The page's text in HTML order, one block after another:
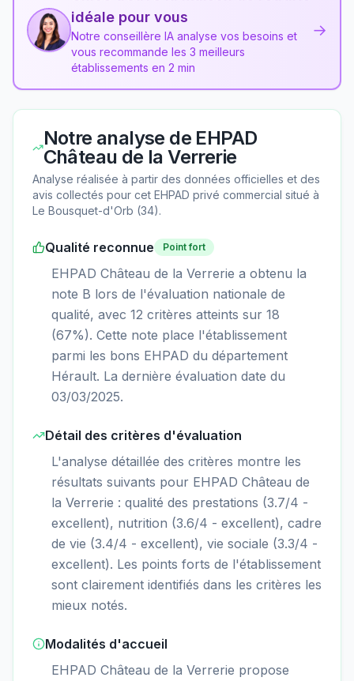
idéale pour vous
Notre conseillère IA analyse vos besoins et
vous recommande les 3 meilleurs
établissements en 2 min
→
Notre analyse de EHPAD
Château de la Verrerie
Analyse réalisée à partir des données officielles et des
avis collectés pour cet EHPAD privé commercial situé à
Le Bousquet-d'Orb (34).
Qualité reconnue Point fort
EHPAD Château de la Verrerie a obtenu la
note B lors de l'évaluation nationale de
qualité, avec 12 critères atteints sur 18
(67%). Cette note place l'établissement
parmi les bons EHPAD du département
Hérault. La dernière évaluation date du
03/03/2025.
Détail des critères d'évaluation
L'analyse détaillée des critères montre les
résultats suivants pour EHPAD Château de
la Verrerie : qualité des prestations (3.7/4 -
excellent), nutrition (3.6/4 - excellent), cadre
de vie (3.4/4 - excellent), vie sociale (3.3/4 -
excellent). Les points forts de l'établissement
sont clairement identifiés dans les critères les
mieux notés.
Modalités d'accueil
EHPAD Château de la Verrerie propose